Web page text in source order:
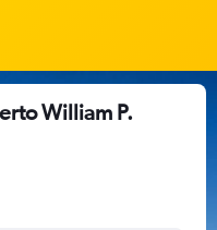
William P.